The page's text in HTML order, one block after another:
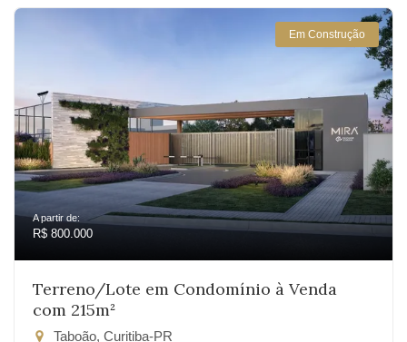
Em Construção
A partir de:
R$ 800.000
Terreno/Lote em Condomínio à Venda
com 215m²
Taboão, Curitiba-PR